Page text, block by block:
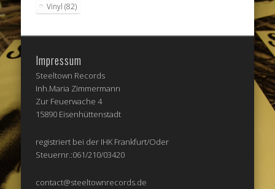
Vinyl (82)
Impressum
Steeltown Records
Inh.Maria Zimmermann
Zur Feuerwache 4
15890 Eisenhüttenstadt
registriert bei der IHK Frankfurt/Oder
Steuernr.:061/210/03420
contact@steeltownrecords.de